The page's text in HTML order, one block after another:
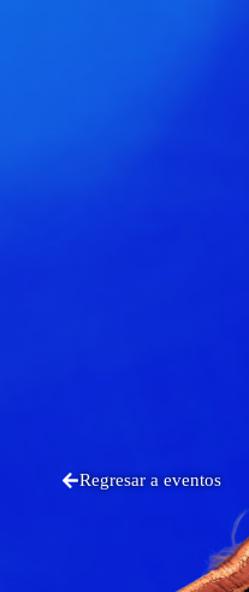
Regresar a eventos